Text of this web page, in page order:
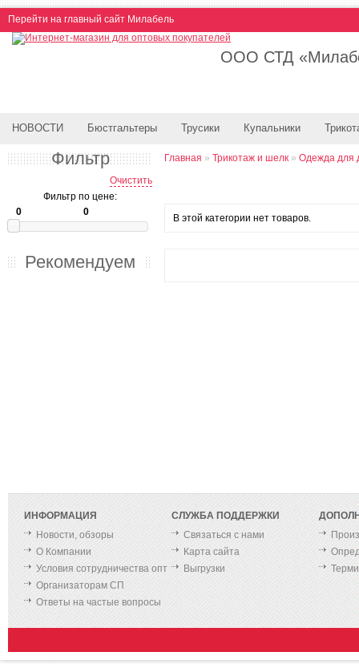
Перейти на главный сайт Милабель
ООО СТД
НОВОСТИ Бюстгальтеры Трусики Купальники
Фильтр
Очистить
Фильтр по цене:
Рекомендуем
Главная » Трикотаж и шелк » Одежда для
В этой категории нет товаров.
ИНФОРМАЦИЯ
Новости, обзоры
О Компании
Условия сотрудничества опт
Организаторам СП
Ответы на частые вопросы
СЛУЖБА ПОДДЕРЖКИ
Связаться с нами
Карта сайта
Выгрузки